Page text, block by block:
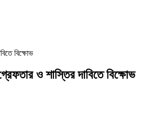
বিক্ষোভ
ও শাস্তির দাবিতে বিক্ষোভ